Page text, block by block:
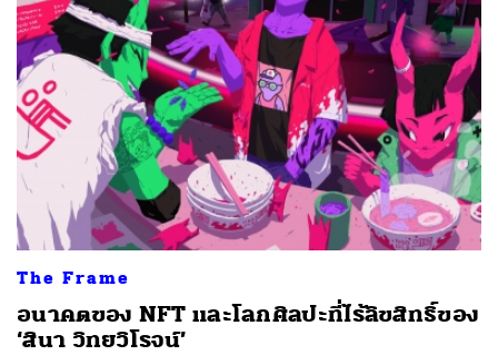
The Frame
อนาคตของ NFT และโลกศิลปะที่ไร้ลิขสิทธิ์ของ
‘สินา วิทยวิโรจน์’